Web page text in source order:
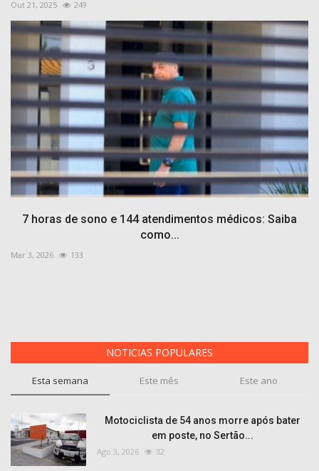
Out 21, 2025 249
7 horas de sono e 144 atendimentos médicos: Saiba
como...
Mar 3, 2026 133
NOTICIAS POPULARES
Esta semana Este mês Este ano
Motociclista de 54 anos morre após bater
em poste, no Sertão...
Ago 3, 2026 32